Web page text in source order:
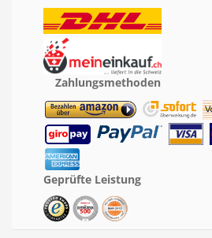
Zahlungsmethoden
Geprüfte Leistung